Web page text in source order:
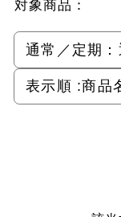
対象商品：
通常／定期：
表示順 :商品